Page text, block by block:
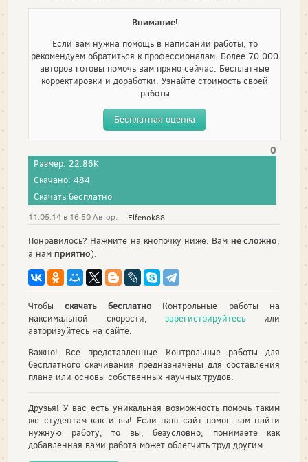
Внимание!
Если вам нужна помощь в написании работы, то
рекомендуем обратиться к профессионалам. Более 70 000
авторов готовы помочь вам прямо сейчас. Бесплатные
корректировки и доработки. Узнайте стоимость своей
работы
Бесплатная оценка
0
Размер: 22.86K
Скачано: 484
Скачать бесплатно
11.05.14 в 16:50 Автор: Elfenok88
Понравилось? Нажмите на кнопочку ниже. Вам не сложно,
а нам приятно).
Чтобыскачать бесплатноКонтрольные работы на
максимальной скорости,зарегистрируйтесь или
авторизуйтесь на сайте.
Важно! Все представленные Контрольные работы для
бесплатного скачивания предназначены для составления
плана или основы собственных научных трудов.
Друзья! У вас есть уникальная возможность помочь таким
же студентам как и вы! Если наш сайт помог вам найти
нужную работу, то вы, безусловно, понимаете как
добавленная вами работа может облегчить труд другим.